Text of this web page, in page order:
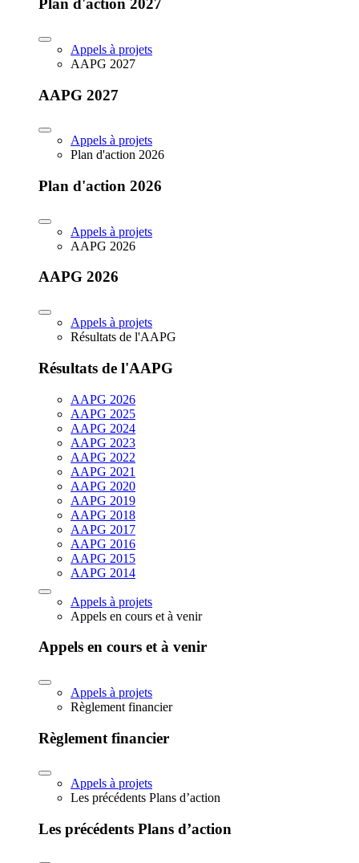
Plan d'action 2027
Appels à projets
AAPG 2027
AAPG 2027
Appels à projets
Plan d'action 2026
Plan d'action 2026
Appels à projets
AAPG 2026
AAPG 2026
Appels à projets
Résultats de l'AAPG
Résultats de l'AAPG
AAPG 2026
AAPG 2025
AAPG 2024
AAPG 2023
AAPG 2022
AAPG 2021
AAPG 2020
AAPG 2019
AAPG 2018
AAPG 2017
AAPG 2016
AAPG 2015
AAPG 2014
Appels à projets
Appels en cours et à venir
Appels en cours et à venir
Appels à projets
Règlement financier
Règlement financier
Appels à projets
Les précédents Plans d’action
Les précédents Plans d’action